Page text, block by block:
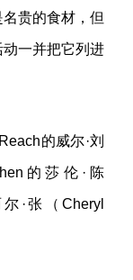
贵的食材，但
一并把它列进
的威尔·刘
的莎伦·陈
·张（Cheryl